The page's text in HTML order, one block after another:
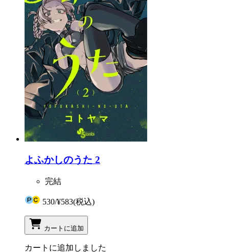
よふかしのうた 2
完結
530/¥583(税込)
カートに追加
カートに追加しました